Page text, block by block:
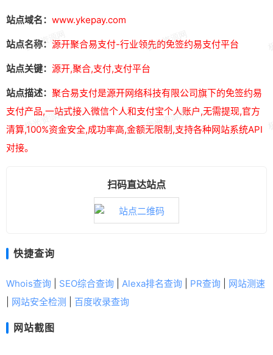
站点域名： www.ykepay.com
站点名称： 源开聚合易支付-行业领先的免签约易支付平台
站点关键： 源开,聚合,支付,支付平台
站点描述： 聚合易支付是源开网络科技有限公司旗下的免签约易
支付产品,一站式接入微信个人和支付宝个人账户,无需提现,官方
清算,100%资金安全,成功率高,金额无限制,支持各种网站系统API
对接。
扫码直达站点
快捷查询
Whois查询 SEO综合查询 Alexa排名查询 PR查询
网站测速
网站安全检测 百度收录查询
网站截图